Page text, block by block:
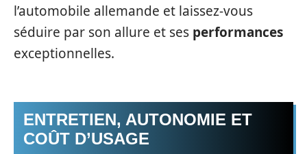
l’automobile allemande et laissez-vous
séduire par son allure et ses performances
exceptionnelles.
ENTRETIEN, AUTONOMIE ET
COÛT D’USAGE